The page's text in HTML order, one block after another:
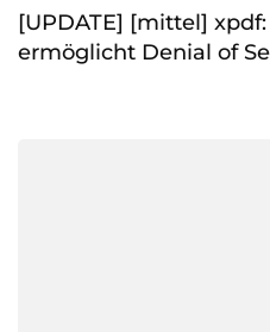
[UPDATE] [mittel]
ermöglicht Denial of